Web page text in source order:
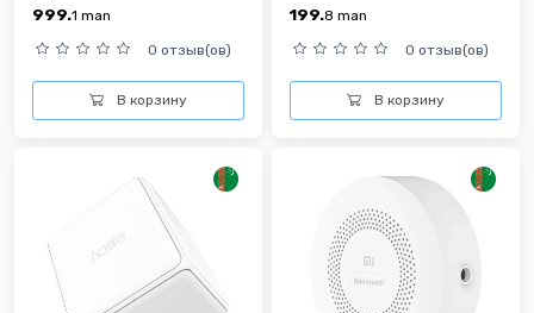
999.1 man
0 отзыв(ов)
В корзину
199.8 man
0 отзыв(ов)
В корзину